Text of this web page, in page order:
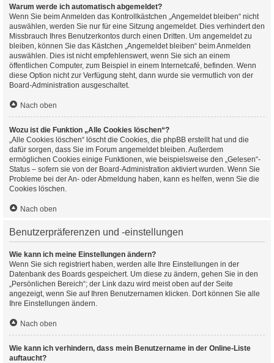
Warum werde ich automatisch abgemeldet?
Wenn Sie beim Anmelden das Kontrollkästchen „Angemeldet bleiben“ nicht
auswählen, werden Sie nur für eine Sitzung angemeldet. Dies verhindert den
Missbrauch Ihres Benutzerkontos durch einen Dritten. Um angemeldet zu
bleiben, können Sie das Kästchen „Angemeldet bleiben“ beim Anmelden
auswählen. Dies ist nicht empfehlenswert, wenn Sie sich an einem
öffentlichen Computer, zum Beispiel in einem Internetcafé, befinden. Wenn
diese Option nicht zur Verfügung steht, dann wurde sie vermutlich von der
Board-Administration ausgeschaltet.
Nach oben
Wozu ist die Funktion „Alle Cookies löschen“?
„Alle Cookies löschen“ löscht die Cookies, die phpBB erstellt hat und die
dafür sorgen, dass Sie im Forum angemeldet bleiben. Außerdem
ermöglichen Cookies einige Funktionen, wie beispielsweise den „Gelesen“-
Status – sofern sie von der Board-Administration aktiviert wurden. Wenn Sie
Probleme bei der An- oder Abmeldung haben, kann es helfen, wenn Sie die
Cookies löschen.
Nach oben
Benutzerpräferenzen und -einstellungen
Wie kann ich meine Einstellungen ändern?
Wenn Sie sich registriert haben, werden alle Ihre Einstellungen in der
Datenbank des Boards gespeichert. Um diese zu ändern, gehen Sie in den
„Persönlichen Bereich“; der Link dazu wird meist oben auf der Seite
angezeigt, wenn Sie auf Ihren Benutzernamen klicken. Dort können Sie alle
Ihre Einstellungen ändern.
Nach oben
Wie kann ich verhindern, dass mein Benutzername in der Online-Liste
auftaucht?